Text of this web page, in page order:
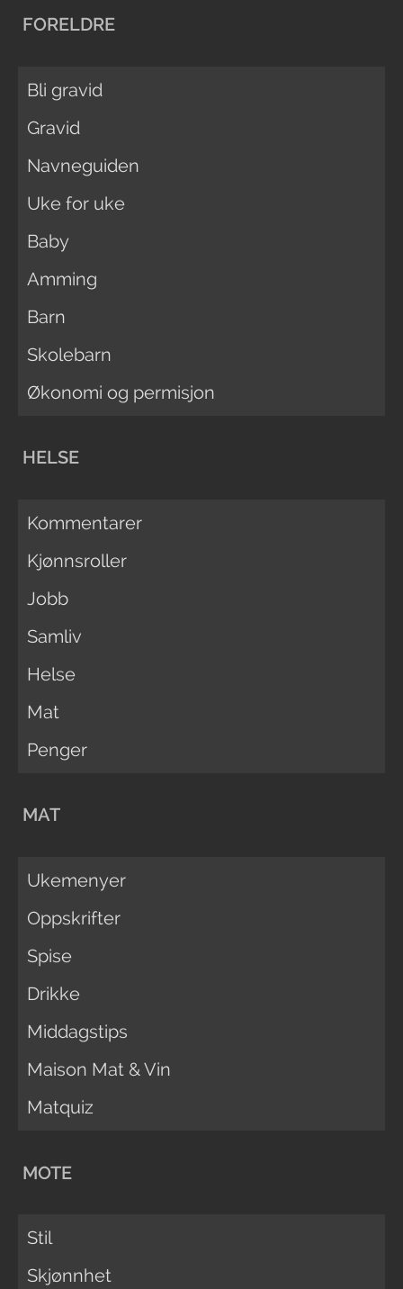
FORELDRE
Bli gravid
Gravid
Navneguiden
Uke for uke
Baby
Amming
Barn
Skolebarn
Økonomi og permisjon
HELSE
Kommentarer
Kjønnsroller
Jobb
Samliv
Helse
Mat
Penger
MAT
Ukemenyer
Oppskrifter
Spise
Drikke
Middagstips
Maison Mat & Vin
Matquiz
MOTE
Stil
Skjønnhet